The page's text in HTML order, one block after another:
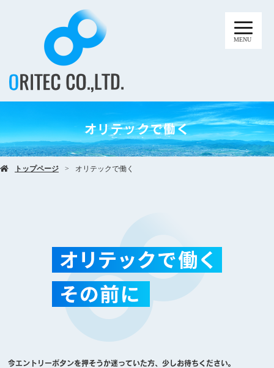
MENU
オリテックで働く
トップページ オリテックで働く
今エントリーボタンを押そうか迷っていた方、少しお待ちください。